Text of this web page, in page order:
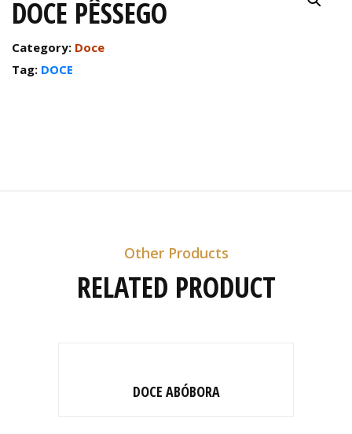
DOCE PÊSSEGO
Category: Doce
Tag: DOCE
Other Products
RELATED PRODUCT
DOCE ABÓBORA